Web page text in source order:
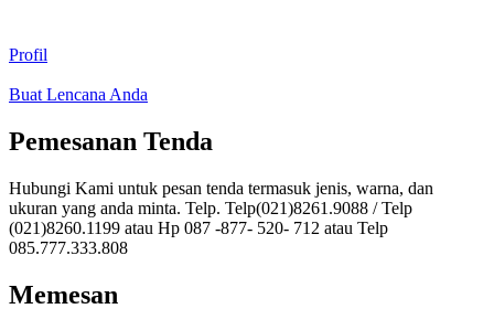
Profil
Buat Lencana Anda
Pemesanan Tenda
Hubungi Kami untuk pesan tenda termasuk jenis, warna, dan
ukuran yang anda minta. Telp. Telp(021)8261.9088 / Telp
(021)8260.1199 atau Hp 087 -877- 520- 712 atau Telp
085.777.333.808
Memesan